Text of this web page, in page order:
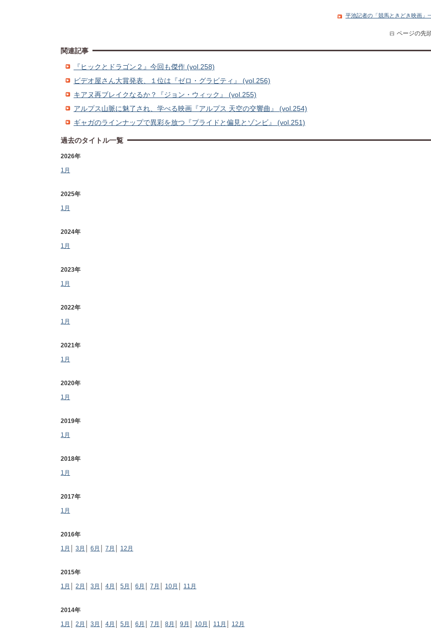
平池記者の「競馬ときどき映画」
ページの先
関連記事
『ヒックとドラゴン２』今回も傑作 (vol.258)
ビデオ屋さん大賞発表、１位は『ゼロ・グラビティ』 (vol.256)
キアヌ再ブレイクなるか？『ジョン・ウィック』 (vol.255)
アルプス山脈に魅了され、学べる映画『アルプス 天空の交響曲』 (vol.254)
ギャガのラインナップで異彩を放つ『プライドと偏見とゾンビ』 (vol.251)
過去のタイトル一覧
2026年
1月
2025年
1月
2024年
1月
2023年
1月
2022年
1月
2021年
1月
2020年
1月
2019年
1月
2018年
1月
2017年
1月
2016年
1月
3月 6月 7月 12月
2015年
1月
2月 3月 4月 5月 6月 7月 10月 11月
2014年
1月
2月 3月 4月 5月 6月 7月 8月 9月 10月 11月 12月